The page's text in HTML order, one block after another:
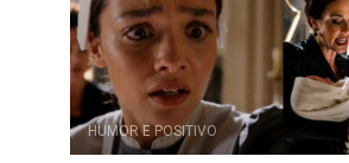
HUMOR E POSITIVO